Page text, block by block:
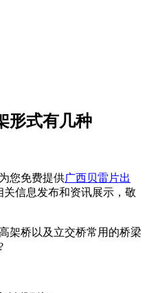
形式有几种
您免费提供广西贝雷片出
信息发布和资讯展示，敬
架桥以及立交桥常用的桥梁